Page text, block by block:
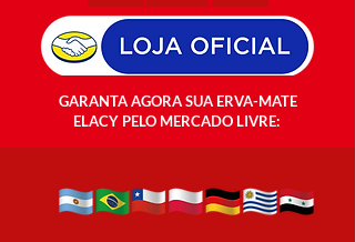
GARANTA AGORA SUA ERVA-MATE
ELACY PELO MERCADO LIVRE: